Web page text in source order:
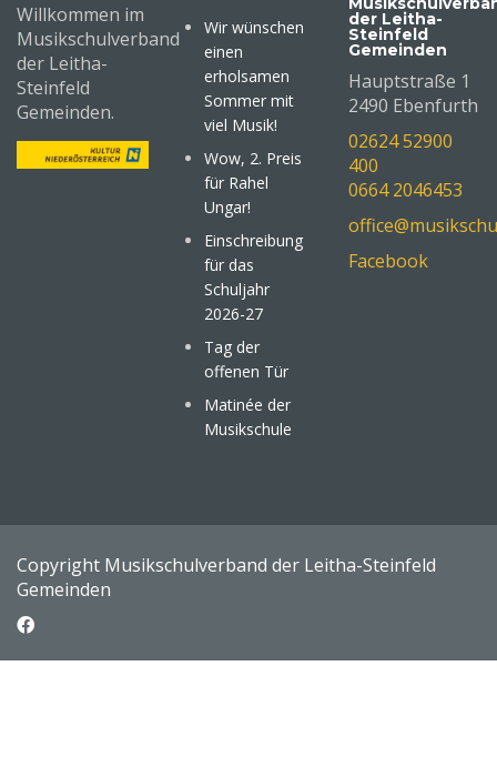
Willkommen im
Musikschulverband
der Leitha-
Steinfeld
Gemeinden.
Wir wünschen
einen
erholsamen
Sommer mit
viel Musik!
Wow, 2. Preis
für Rahel
Ungar!
Einschreibung
für das
Schuljahr
2026-27
Tag der
offenen Tür
Matinée der
Musikschule
der Leitha-
Steinfeld
Gemeinden
Hauptstraße 1
2490 Ebenfurth
02624 52900
400
0664 2046453
Facebook
Copyright Musikschulverband der Leitha-Steinfeld
Gemeinden